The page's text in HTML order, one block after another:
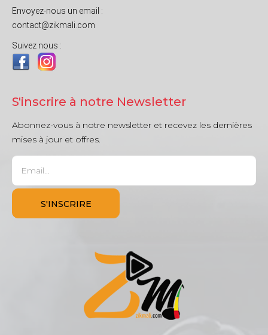
Envoyez-nous un email :
contact@zikmali.com
Suivez nous :
S'inscrire à notre Newsletter
Abonnez-vous à notre newsletter et recevez les dernières
mises à jour et offres.